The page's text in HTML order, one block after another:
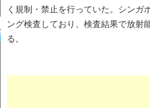
く規制・禁止を行っていた。シンガ
ング検査しており、検査結果で放射
る。